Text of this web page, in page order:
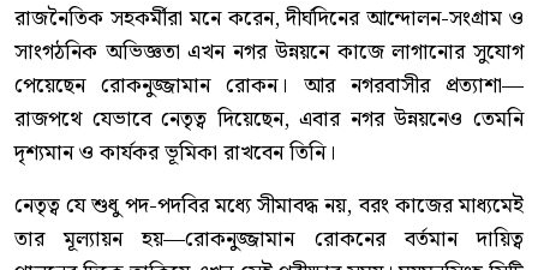
রাজনৈতিক সহকর্মীরা মনে করেন, দীর্ঘদিনের আন্দোলন-সংগ্রাম ও
সাংগঠনিক অভিজ্ঞতা এখন নগর উন্নয়নে কাজে লাগানোর সুযোগ
পেয়েছেন রোকনুজ্জামান রোকন। আর নগরবাসীর প্রত্যাশা—
রাজপথে যেভাবে নেতৃত্ব দিয়েছেন, এবার নগর উন্নয়নেও তেমনি
দৃশ্যমান ও কার্যকর ভূমিকা রাখবেন তিনি।
নেতৃত্ব যে শুধু পদ-পদবির মধ্যে সীমাবদ্ধ নয়, বরং কাজের মাধ্যমেই
তার মূল্যায়ন হয়—রোকনুজ্জামান রোকনের বর্তমান দায়িত্ব